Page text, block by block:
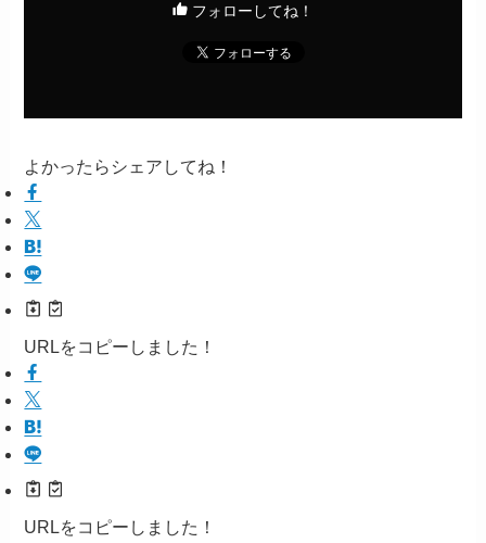
フォローしてね！
よかったらシェアしてね！
URLをコピーしました！
URLをコピーしました！